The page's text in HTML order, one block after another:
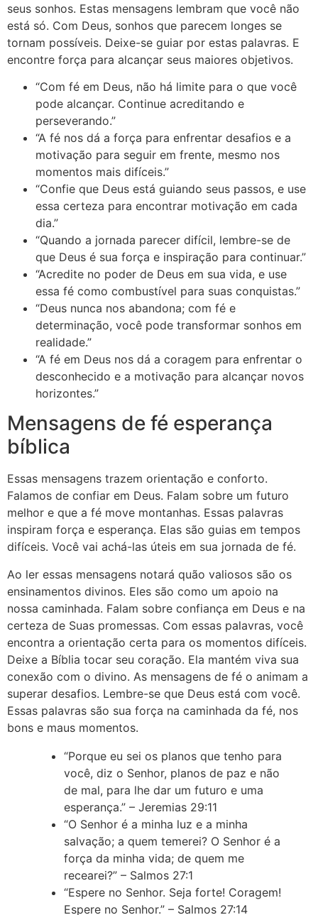
seus sonhos. Estas mensagens lembram que você não
está só. Com Deus, sonhos que parecem longes se
tornam possíveis. Deixe-se guiar por estas palavras. E
encontre força para alcançar seus maiores objetivos.
“Com fé em Deus, não há limite para o que você
pode alcançar. Continue acreditando e
perseverando.”
“A fé nos dá a força para enfrentar desafios e a
motivação para seguir em frente, mesmo nos
momentos mais difíceis.”
“Confie que Deus está guiando seus passos, e use
essa certeza para encontrar motivação em cada
dia.”
“Quando a jornada parecer difícil, lembre-se de
que Deus é sua força e inspiração para continuar.”
“Acredite no poder de Deus em sua vida, e use
essa fé como combustível para suas conquistas.”
“Deus nunca nos abandona; com fé e
determinação, você pode transformar sonhos em
realidade.”
“A fé em Deus nos dá a coragem para enfrentar o
desconhecido e a motivação para alcançar novos
horizontes.”
Mensagens de fé esperança
bíblica
Essas mensagens trazem orientação e conforto.
Falamos de confiar em Deus. Falam sobre um futuro
melhor e que a fé move montanhas. Essas palavras
inspiram força e esperança. Elas são guias em tempos
difíceis. Você vai achá-las úteis em sua jornada de fé.
Ao ler essas mensagens notará quão valiosos são os
ensinamentos divinos. Eles são como um apoio na
nossa caminhada. Falam sobre confiança em Deus e na
certeza de Suas promessas. Com essas palavras, você
encontra a orientação certa para os momentos difíceis.
Deixe a Bíblia tocar seu coração. Ela mantém viva sua
conexão com o divino. As mensagens de fé o animam a
superar desafios. Lembre-se que Deus está com você.
Essas palavras são sua força na caminhada da fé, nos
bons e maus momentos.
“Porque eu sei os planos que tenho para
você, diz o Senhor, planos de paz e não
de mal, para lhe dar um futuro e uma
esperança.” – Jeremias 29:11
“O Senhor é a minha luz e a minha
salvação; a quem temerei? O Senhor é a
força da minha vida; de quem me
recearei?” – Salmos 27:1
“Espere no Senhor. Seja forte! Coragem!
Espere no Senhor.” – Salmos 27:14